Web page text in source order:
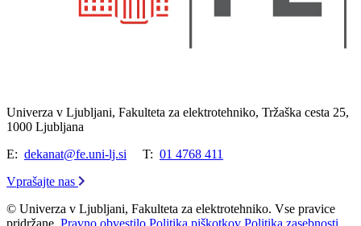
Univerza v Ljubljani, Fakulteta za elektrotehniko, Tržaška cesta 25,
1000 Ljubljana
E: dekanat@fe.uni-lj.si T: 01 4768 411
Vprašajte nas
© Univerza v Ljubljani, Fakulteta za elektrotehniko. Vse pravice
pridržane. Pravno obvestilo Politika piškotkov Politika zasebnosti